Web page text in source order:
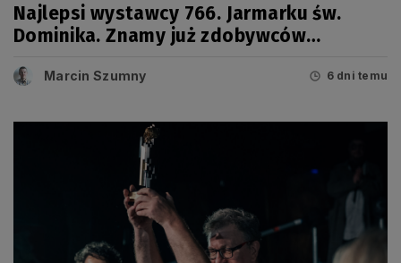
Najlepsi wystawcy 766. Jarmarku św.
Dominika. Znamy już zdobywców
Marcin Szumny 6 dni temu